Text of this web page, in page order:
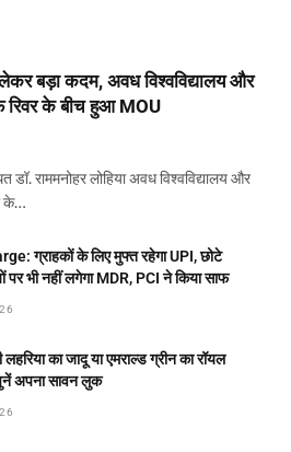
बड़ा कदम, अवध विश्वविद्यालय और
के बीच हुआ MOU
राममनोहर लोहिया अवध विश्वविद्यालय और
के…
ग्राहकों के लिए मुफ्त रहेगा UPI, छोटे
पर भी नहीं लगेगा MDR, PCI ने किया साफ
लहरिया का जादू या एमराल्ड ग्रीन का रॉयल
अपना सावन लुक